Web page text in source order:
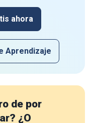
ahora
Aprendizaje
de por
¿O